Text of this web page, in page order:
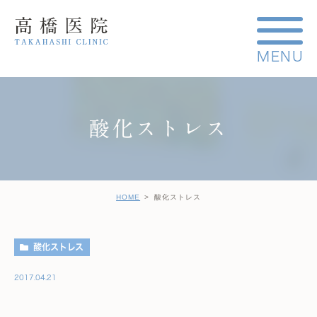
酸化ストレス
HOME 酸化ストレス
酸化ストレス
2017.04.21